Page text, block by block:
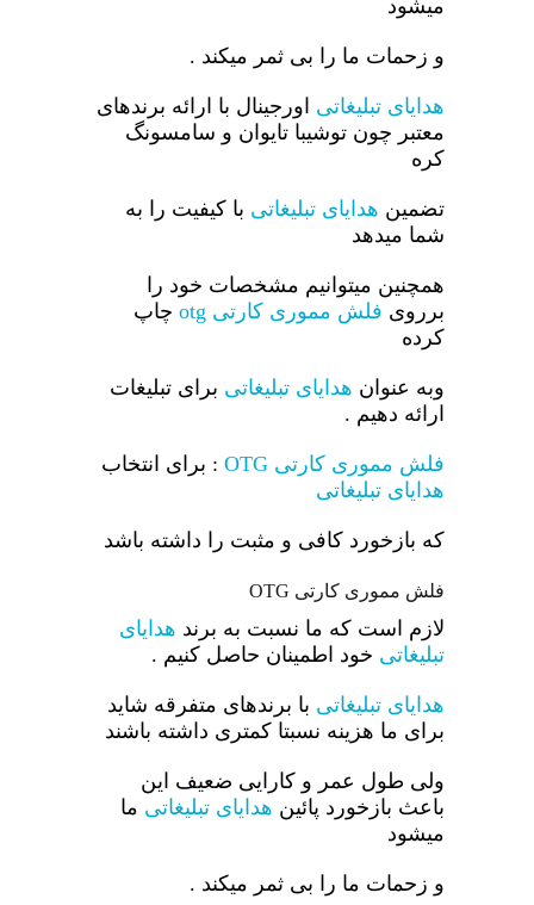
میشود
و زحمات ما را بی ثمر میکند .
هدایای تبلیغاتی اورجینال با ارائه برندهای
معتبر چون توشیبا تایوان و سامسونگ
کره
تضمین هدایای تبلیغاتی با کیفیت را به
شما میدهد
همچنین میتوانیم مشخصات خود را
برروی فلش مموری کارتی otg
چاپ
کرده
وبه عنوان هدایای تبلیغاتی برای تبلیغات
ارائه دهیم .
فلش مموری کارتی OTG
: برای انتخاب
هدایای تبلیغاتی
که بازخورد کافی و مثبت را داشته باشد
فلش مموری کارتی OTG
لازم است که ما نسبت به برند هدایای
تبلیغاتی خود اطمینان حاصل کنیم .
هدایای تبلیغاتی با برندهای متفرقه شاید
برای ما هزینه نسبتا کمتری داشته باشند
ولی طول عمر و کارایی ضعیف این
باعث بازخورد پائین هدایای تبلیغاتی ما
میشود
و زحمات ما را بی ثمر میکند .